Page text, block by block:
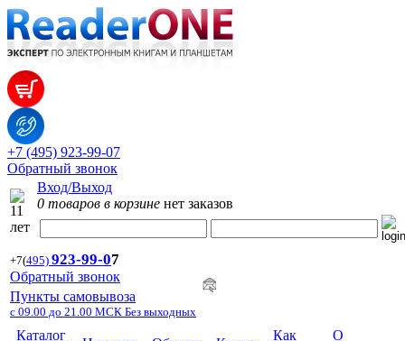
+7 (495) 923-99-07
Обратный звонок
Вход/Выход
0 товаров в корзине нет заказов
+7(495) 923-99-07
Обратный звонок
Пункты самовывоза
с 09.00 до 21.00 МСК Без выходных
Каталог
Как
О